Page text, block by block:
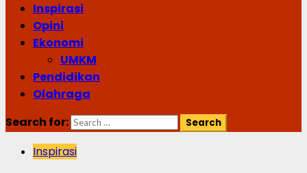
Inspirasi
Opini
Ekonomi
UMKM
Pendidikan
Olahraga
Search for:
Inspirasi